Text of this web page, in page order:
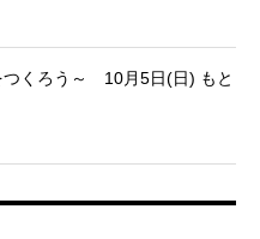
つくろう～ 10月5日(日) もと